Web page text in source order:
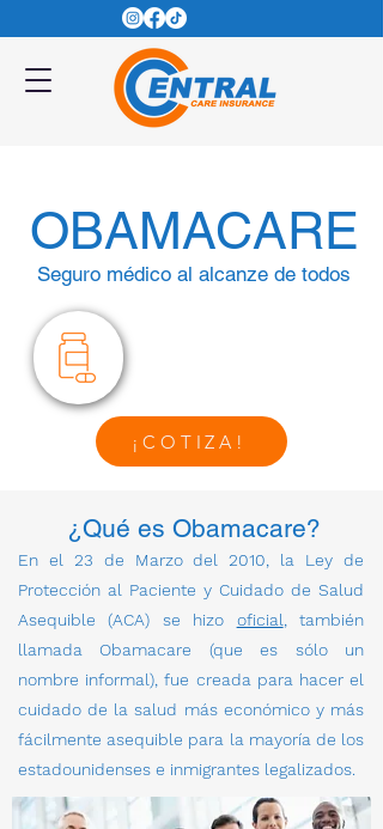
OBAMACARE
Seguro médico al alcanze de todos
¡COTIZA!
¿Qué es Obamacare?
En el 23 de Marzo del 2010, la Ley de
Protección al Paciente y Cuidado de Salud
Asequible (ACA) se hizo oficial, también
llamada Obamacare (que es sólo un
nombre informal), fue creada para hacer el
cuidado de la salud más económico y más
fácilmente asequible para la mayoría de los
estadounidenses e inmigrantes legalizados.